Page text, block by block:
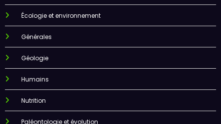
Écologie et environnement
Générales
Géologie
Humains
Nutrition
Paléontologie et évolution